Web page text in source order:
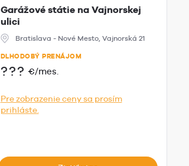
Garážové státie na Vajnorskej
ulici
Bratislava - Nové Mesto, Vajnorská 21
DLHODOBÝ PRENÁJOM
??? €/mes.
Pre zobrazenie ceny sa prosím
prihláste.